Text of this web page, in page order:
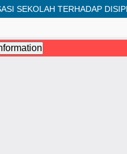
SEKOLAH TERHADAP